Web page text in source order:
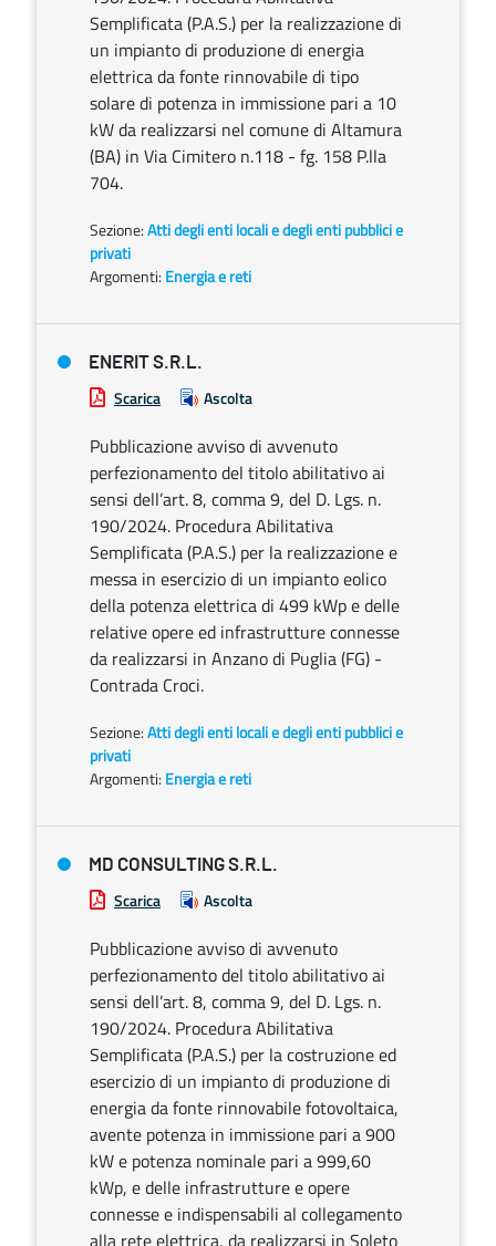
Semplificata (P.A.S.) per la realizzazione di
un impianto di produzione di energia
elettrica da fonte rinnovabile di tipo
solare di potenza in immissione pari a 10
kW da realizzarsi nel comune di Altamura
(BA) in Via Cimitero n.118 - fg. 158 P.lla
704.
Sezione:Atti degli enti locali e degli enti pubblici e
privati
Argomenti: Energia e reti
ENERIT S.R.L.
Scarica Ascolta
Pubblicazione avviso di avvenuto
perfezionamento del titolo abilitativo ai
sensi dell’art. 8, comma 9, del D. Lgs. n.
190/2024. Procedura Abilitativa
Semplificata (P.A.S.) per la realizzazione e
messa in esercizio di un impianto eolico
della potenza elettrica di 499 kWp e delle
relative opere ed infrastrutture connesse
da realizzarsi in Anzano di Puglia (FG) -
Contrada Croci.
Sezione:Atti degli enti locali e degli enti pubblici e
privati
Argomenti: Energia e reti
MD CONSULTING S.R.L.
Scarica Ascolta
Pubblicazione avviso di avvenuto
perfezionamento del titolo abilitativo ai
sensi dell’art. 8, comma 9, del D. Lgs. n.
190/2024. Procedura Abilitativa
Semplificata (P.A.S.) per la costruzione ed
esercizio di un impianto di produzione di
energia da fonte rinnovabile fotovoltaica,
avente potenza in immissione pari a 900
kW e potenza nominale pari a 999,60
kWp, e delle infrastrutture e opere
connesse e indispensabili al collegamento
alla rete elettrica, da realizzarsi in Soleto